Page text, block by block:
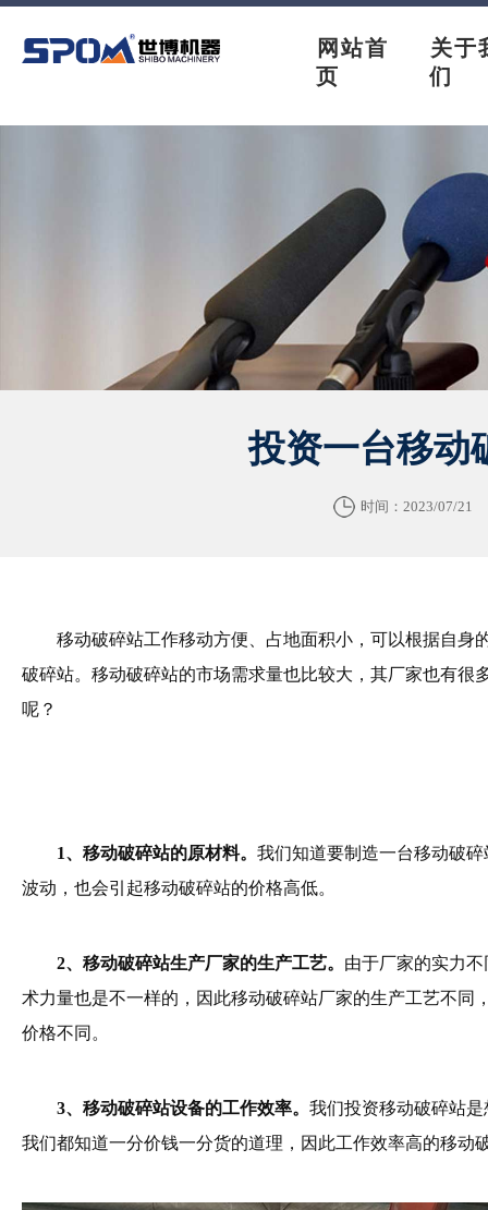
网站首
页
关于
们
投资一台移动
时间：2023/07/21
移动破碎站工作移动方便、占地面积小，可以根据自身
破碎站。移动破碎站的市场需求量也比较大，其厂家也有很
呢？
1、移动破碎站的原材料。 我们知道要制造一台移动破
波动，也会引起移动破碎站的价格高低。
2、移动破碎站生产厂家的生产工艺。 由于厂家的实力
术力量也是不一样的，因此移动破碎站厂家的生产工艺不同
价格不同。
3、移动破碎站设备的工作效率。 我们投资移动破碎站
我们都知道一分价钱一分货的道理，因此工作效率高的移动